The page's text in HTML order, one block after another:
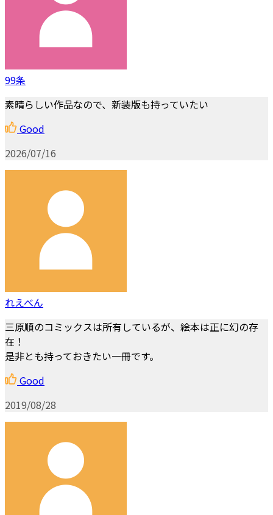
99条
素晴らしい作品なので、新装版も持っていたい
Good
2026/07/16
れえべん
三原順のコミックスは所有しているが、絵本は正に幻の存
在！
是非とも持っておきたい一冊です。
Good
2019/08/28